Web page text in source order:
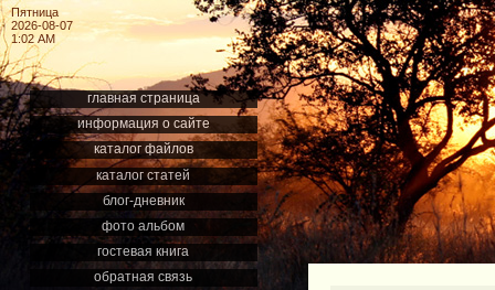
Пятница
2026-08-07
1:02 AM
главная страница
информация о сайте
каталог файлов
каталог статей
блог-дневник
фото альбом
гостевая книга
обратная связь